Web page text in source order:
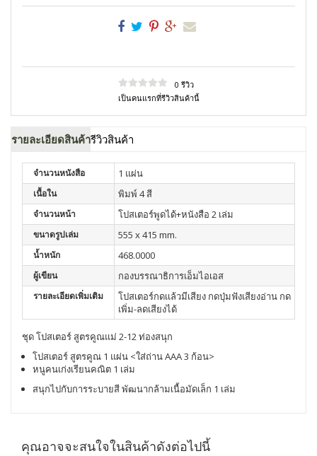
0 รีวิว
เป็นคนแรกที่รีวิวสินค้านี้
รายละเอียดสินค้ารีวิวสินค้า
จำนวนหนังสือ 1 แผ่น
เนื้อใน พิมพ์ 4 สี
จำนวนหน้า โปสเตอร์พูดได้+หนังสือ 2 เล่ม
ขนาดรูปเล่ม 555 x 415 mm.
น้ำหนัก 468.0000
ผู้เขียน กองบรรณาธิการเอ็มไอเอส
รายละเอียดเพิ่มเติม
โปสเตอร์กดเเล้วมีเสียง กดปุ่มฟังเสียงอ่าน กด
เพิ่ม-ลดเสียงได้
ชุด โปสเตอร์ สูตรคูณแม่ 2-12 ท่องสนุก
โปสเตอร์ สูตรคูณ 1 แผ่น <ใส่ถ่าน AAA 3 ก้อน>
หนูคนเก่งเรียนคณิต 1 เล่ม
สนุกไปกับการระบายสี พัฒนากล้ามเนื้อมัดเล็ก 1 เล่ม
คุณอาจจะสนใจในสินค้าดังต่อไปนี้